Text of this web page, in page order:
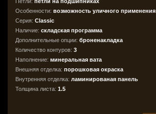
Особенности: возможность уличного применения
Серия: Classic
Наличие: складская программа
Дополнительные опции: броненакладка
Количество контуров: 3
Наполнение: минеральная вата
Внешняя отделка: порошковая окраска
Внутренняя отделка: ламинированая панель
Толщина листа: 1.5